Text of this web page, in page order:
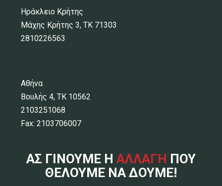
Ηράκλειο Κρήτης
Μάχης Κρήτης 3, ΤΚ 71303
2810226563
Αθήνα
Βουλής 4, ΤΚ 10562
2103251068
Fax: 2103706007
ΑΣ ΓΙΝΟΥΜΕ Η ΑΛΛΑΓΗ ΠΟΥ
ΘΕΛΟΥΜΕ ΝΑ ΔΟΥΜΕ!